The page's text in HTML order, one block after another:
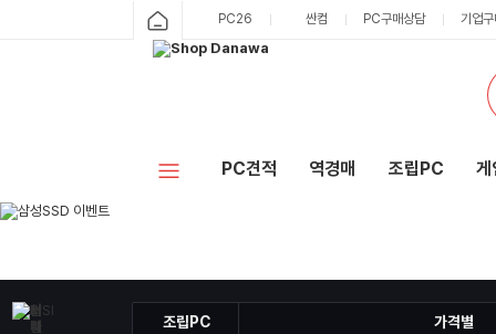
PC26 싼컴 PC구매상담 기업
PC견적 역경매 조립PC 게
조립PC 가격별